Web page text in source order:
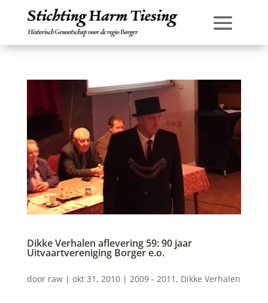
Dikke Verhalen aflevering 59: 90 jaar
Uitvaartvereniging Borger e.o.
door raw| okt 31, 2010| 2009 - 2011 , Dikke Verhalen